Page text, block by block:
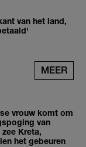
van het land,
MEER
vrouw komt om
van
Kreta,
het gebeuren